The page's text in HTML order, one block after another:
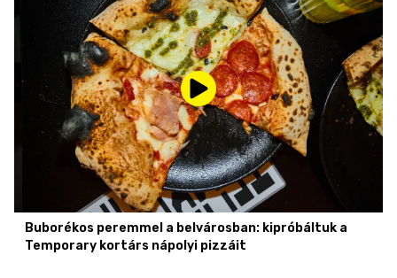
Buborékos peremmel a belvárosban: kipróbáltuk a
Temporary kortárs nápolyi pizzáit